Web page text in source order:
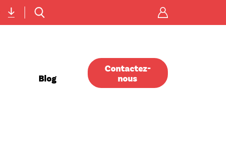
Menu
icônes
Blog
Contactez-
nous